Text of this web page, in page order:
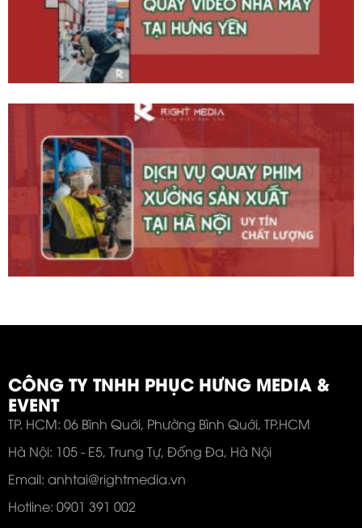
CÔNG TY TNHH PHỤC HƯNG MEDIA &
EVENT
TP. HCM: 06 Bình Quới, Phường Bình Quới, TP.HCM
Hà Nội: 105 - E5, Trung Tự, Đống Đa, Hà Nội
Email: anhtai@rightmedia.vn
Hotline: 0901 391 002